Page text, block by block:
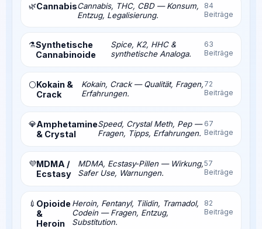
🌿CannabisCannabis, THC, CBD — Konsum,
Entzug, Legalisierung.
84
Beiträge
⚗️Synthetische
Cannabinoide
Spice, K2, HHC &
synthetische Analoga.
63
Beiträge
⚪Kokain &
Crack
Kokain, Crack — Qualität, Fragen,
Erfahrungen.
72
Beiträge
💎Amphetamine
& Crystal
Speed, Crystal Meth, Pep —
Fragen, Tipps, Erfahrungen.
67
Beiträge
💜MDMA /
Ecstasy
MDMA, Ecstasy-Pillen — Wirkung,
Safer Use, Warnungen.
57
Beiträge
💉 Opioide
&
Heroin
Heroin, Fentanyl, Tilidin, Tramadol,
Codein — Fragen, Entzug,
Substitution.
82
Beiträge